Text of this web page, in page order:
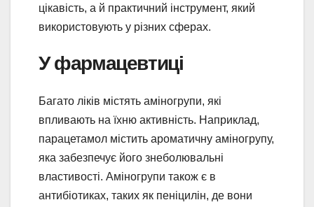
цікавість, а й практичний інструмент, який
використовують у різних сферах.
У фармацевтиці
Багато ліків містять аміногрупи, які
впливають на їхню активність. Наприклад,
парацетамол містить ароматичну аміногрупу,
яка забезпечує його знеболювальні
властивості. Аміногрупи також є в
антибіотиках, таких як пеніцилін, де вони